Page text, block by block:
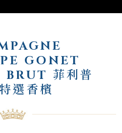
GONET
BRUT 菲利普
選香檳